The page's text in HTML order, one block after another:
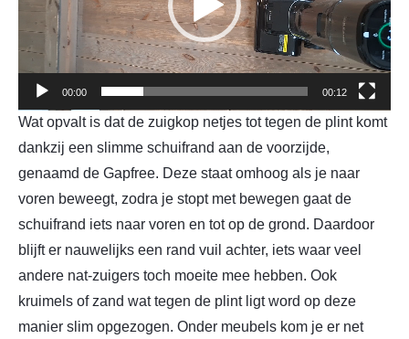
00:00 00:12
Wat opvalt is dat de zuigkop netjes tot tegen de plint komt
dankzij een slimme schuifrand aan de voorzijde,
genaamd de Gapfree. Deze staat omhoog als je naar
voren beweegt, zodra je stopt met bewegen gaat de
schuifrand iets naar voren en tot op de grond. Daardoor
blijft er nauwelijks een rand vuil achter, iets waar veel
andere nat-zuigers toch moeite mee hebben. Ook
kruimels of zand wat tegen de plint ligt word op deze
manier slim opgezogen. Onder meubels kom je er net